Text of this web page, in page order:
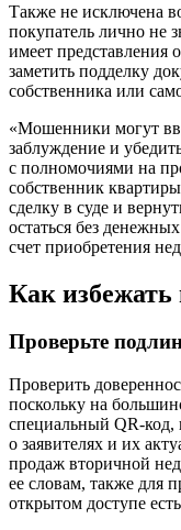
Также не исключена
покупатель лично не
имеет представления
заметить подделку
собственника или
«Мошенники могут
заблуждение и
с полномочиями на
собственник
сделку в суде и
остаться без
счет приобретения
Как
Проверьте
Проверить
поскольку на
специальный QR-код,
о заявителях и их
продаж вторичной
ее словам, также для
открытом доступе